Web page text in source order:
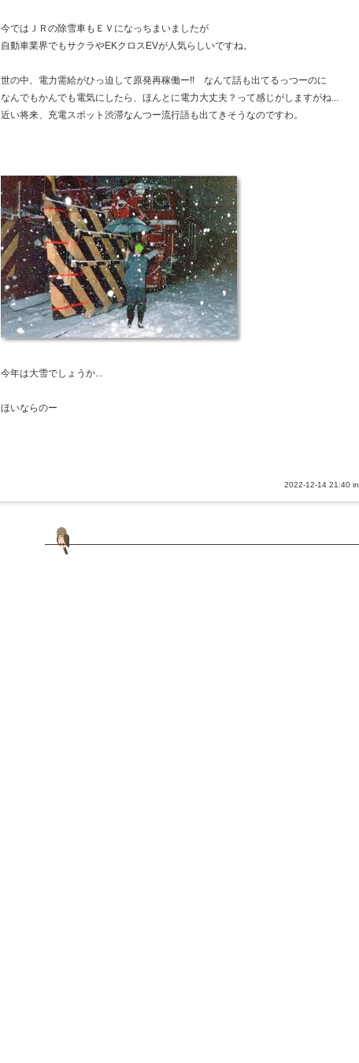
今ではＪＲの除雪車もＥＶになっちまいましたが
自動車業界でもサクラやEKクロスEVが人気らしいですね。
世の中、電力需給がひっ迫して原発再稼働ー!! なんて話も出てるっつーのに
なんでもかんでも電気にしたら、ほんとに電力大丈夫？って感じがしますがね...
近い将来、充電スポット渋滞なんつー流行語も出てきそうなのですわ。
今年は大雪でしょうか...
ほいならのー
2022-12-14 21:40 in